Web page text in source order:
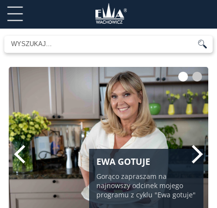
EWA GOTUJE
Gorąco zapraszam na
najnowszy odcinek mojego
programu z cyklu "Ewa gotuje"
1 2